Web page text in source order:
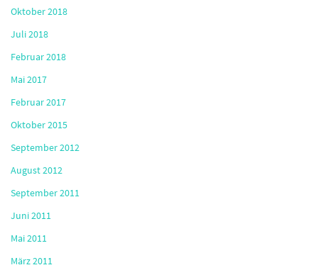
Oktober 2018
Juli 2018
Februar 2018
Mai 2017
Februar 2017
Oktober 2015
September 2012
August 2012
September 2011
Juni 2011
Mai 2011
März 2011